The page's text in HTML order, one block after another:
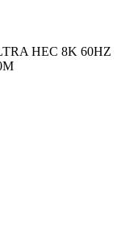
HEC 8K 60HZ